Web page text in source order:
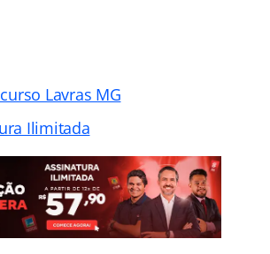
Lavras MG
Ilimitada